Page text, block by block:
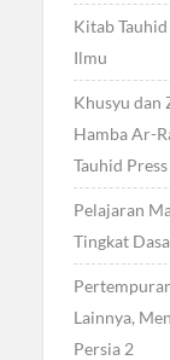
Kitab
Ilmu
Khusyu dan
Hamba Ar-
Tauhid Press
Pelajaran
Tingkat
Lainnya,
Persia 2